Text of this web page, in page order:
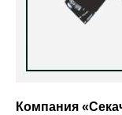
Компания